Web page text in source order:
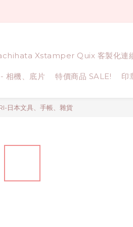
Xstamper Quix 客製化連
機、底片 特價商品 SALE! 印
日本文具、手帳、雜貨